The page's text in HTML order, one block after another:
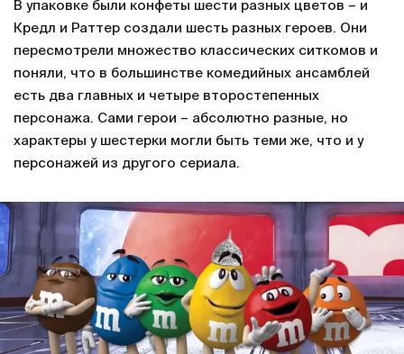
В упаковке были конфеты шести разных цветов – и
Кредл и Раттер создали шесть разных героев. Они
пересмотрели множество классических ситкомов и
поняли, что в большинстве комедийных ансамблей
есть два главных и четыре второстепенных
персонажа. Сами герои – абсолютно разные, но
характеры у шестерки могли быть теми же, что и у
персонажей из другого сериала.